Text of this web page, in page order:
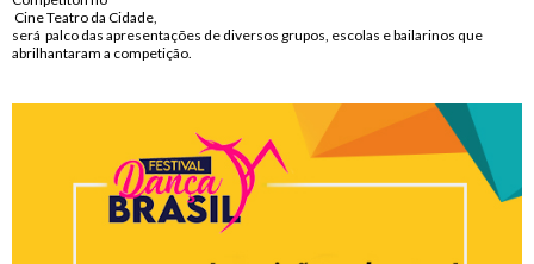
Cine Teatro da Cidade,
será palco das apresentações de diversos grupos, escolas e bailarinos que
abrilhantaram a competição.